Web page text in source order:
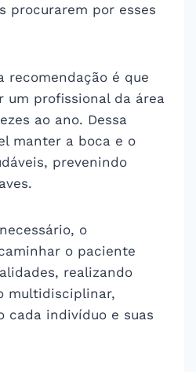
procurarem por esses
recomendação é que
um profissional da área
ao ano. Dessa
manter a boca e o
prevenindo
o
o paciente
realizando
multidisciplinar,
cada indivíduo e suas